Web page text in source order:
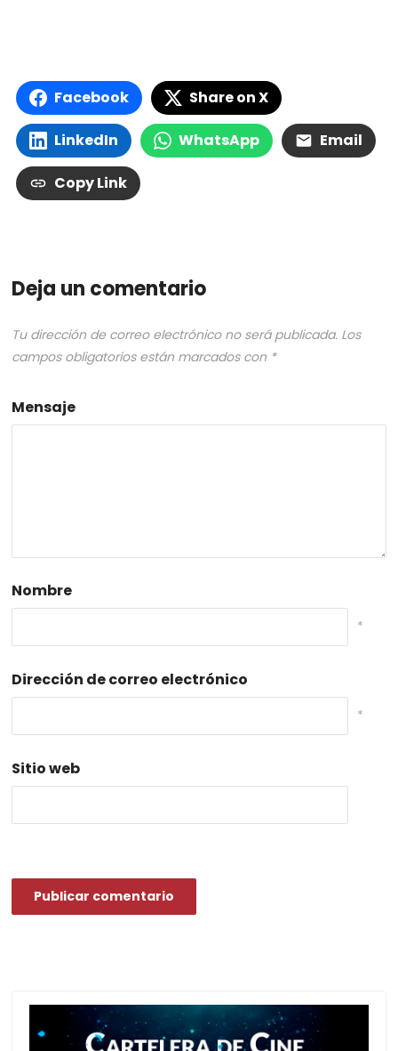
Facebook Share on X
LinkedIn WhatsApp Email
Copy Link
Deja un comentario
Tu dirección de correo electrónico no será publicada. Los
campos obligatorios están marcados con *
Mensaje
Nombre
*
Dirección de correo electrónico
*
Sitio web